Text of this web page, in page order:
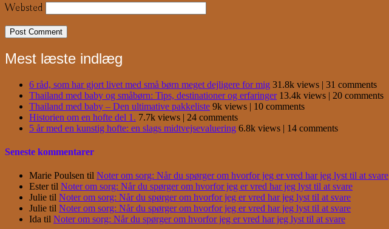
Websted
Mest læste indlæg
6 råd, som har gjort livet med små børn meget dejligere for mig 31.8k views | 31 comments
Thailand med baby og småbørn: Tips, destinationer og erfaringer 13.4k views | 20 comments
Thailand med baby – Den ultimative pakkeliste 9k views | 10 comments
Historien om en hofte del 1. 7.7k views | 24 comments
5 år med en kunstig hofte: en slags midtvejsevaluering 6.8k views | 14 comments
Seneste kommentarer
Marie Poulsen til Noter om sorg: Når du spørger om hvorfor jeg er vred har jeg lyst til at svare
Estertil Noter om sorg: Når du spørger om hvorfor jeg er vred har jeg lyst til at svare
Julie til Noter om sorg: Når du spørger om hvorfor jeg er vred har jeg lyst til at svare
Julie til Noter om sorg: Når du spørger om hvorfor jeg er vred har jeg lyst til at svare
Ida til Noter om sorg: Når du spørger om hvorfor jeg er vred har jeg lyst til at svare